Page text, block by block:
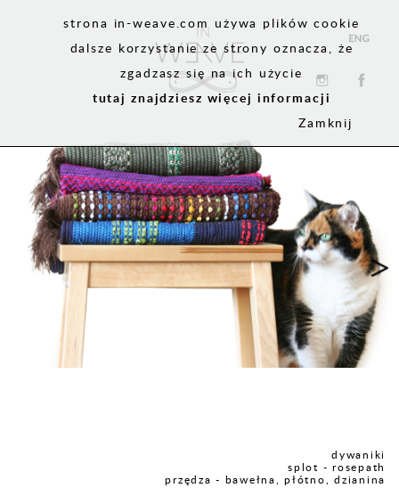
dywaniki
splot - rosepath
przędza - bawełna, płótno, dzianina
strona in-weave.com używa plików cookie
dalsze korzystanie ze strony oznacza, że
zgadzasz się na ich użycie
tutaj znajdziesz więcej informacji
Zamknij